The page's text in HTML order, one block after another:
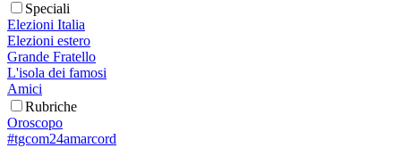
Speciali
Elezioni Italia
Elezioni estero
Grande Fratello
L'isola dei famosi
Amici
Rubriche
Oroscopo
#tgcom24amarcord